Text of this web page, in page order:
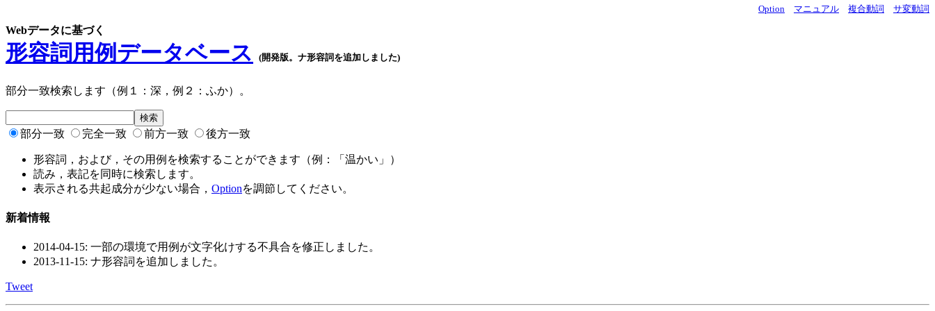
Option マニュアル 複合動詞 サ変動詞
Webデータに基づく
形容詞用例データベース (開発版。ナ形容詞を追加しました)
部分一致検索します（例１：深，例２：ふか）。
部分一致 完全一致 前方一致 後方一致
形容詞，および，その用例を検索することができます（例：「温かい」）
読み，表記を同時に検索します。
表示される共起成分が少ない場合， Optionを調節してください。
新着情報
2014-04-15: 一部の環境で用例が文字化けする不具合を修正しました。
2013-11-15: ナ形容詞を追加しました。
Tweet